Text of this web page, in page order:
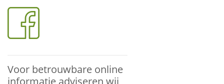
Voor betrouwbare online
informatie adviseren wij